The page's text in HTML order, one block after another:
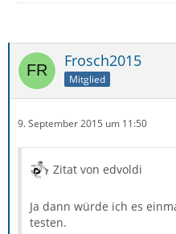
Frosch2015
Mitglied
9. September 2015 um 11:50
Zitat von edvoldi
Ja dann würde ich es
testen.